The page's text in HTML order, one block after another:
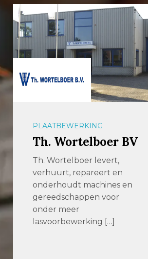
PLAATBEWERKING
Th. Wortelboer BV
Th. Wortelboer levert,
verhuurt, repareert en
onderhoudt machines en
gereedschappen voor
onder meer
lasvoorbewerking […]